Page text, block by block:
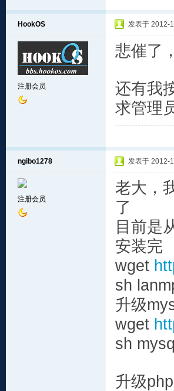
HookOS
注册会员
发表于 2012-
悲催了
还有我
求管理
ngibo1278
注册会员
发表于 2012-
老大，
了
目前是
安装完
wget
sh
升级
wget
sh
升级